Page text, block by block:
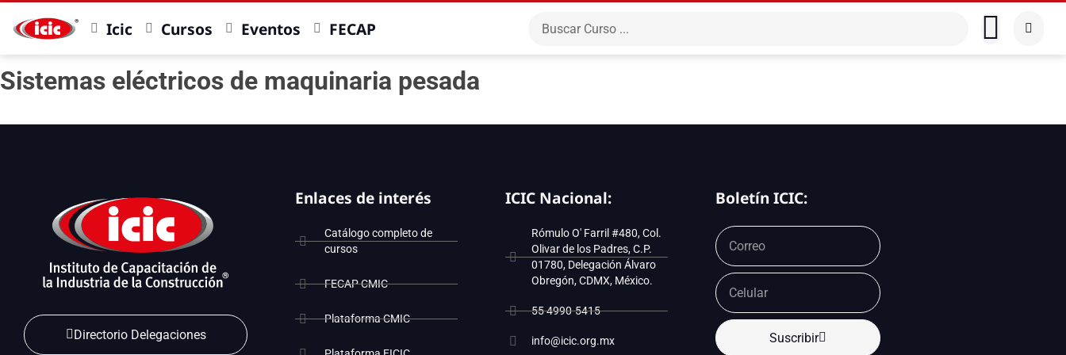
Icic Cursos Eventos FECAP
Sistemas eléctricos de maquinaria pesada
Directorio Delegaciones
Enlaces de interés
Catálogo completo de
cursos
FECAP CMIC
Plataforma CMIC
ICIC Nacional:
Rómulo O' Farril #480, Col.
Olivar de los Padres, C.P.
01780, Delegación Álvaro
Obregón, CDMX, México.
55 4990-5415
info@icic.org.mx
Boletín ICIC:
Suscribir